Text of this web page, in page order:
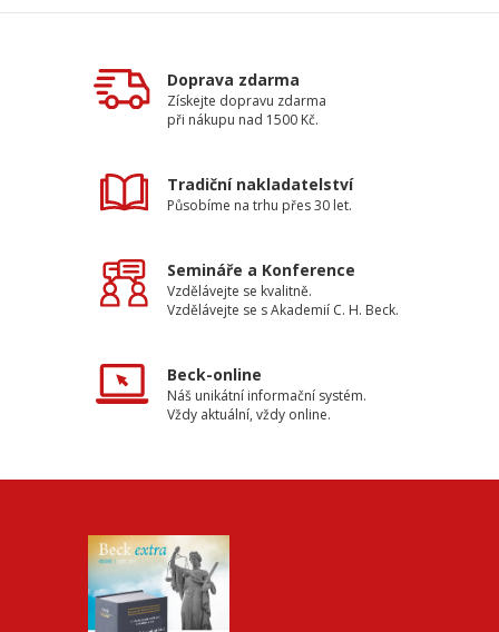
Doprava zdarma
Získejte dopravu zdarma
při nákupu nad 1500 Kč.
Tradiční nakladatelství
Působíme na trhu přes 30 let.
Semináře a Konference
Vzdělávejte se kvalitně.
Vzdělávejte se s Akademií C. H. Beck.
Beck-online
Náš unikátní informační systém.
Vždy aktuální, vždy online.